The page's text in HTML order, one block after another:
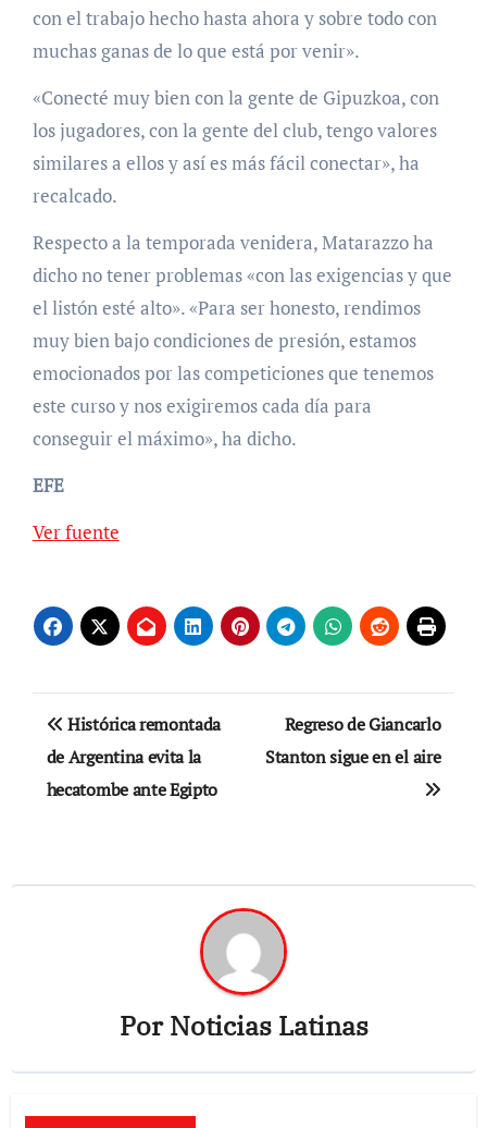
con el trabajo hecho hasta ahora y sobre todo con
muchas ganas de lo que está por venir».
«Conecté muy bien con la gente de Gipuzkoa, con
los jugadores, con la gente del club, tengo valores
similares a ellos y así es más fácil conectar», ha
recalcado.
Respecto a la temporada venidera, Matarazzo ha
dicho no tener problemas «con las exigencias y que
el listón esté alto». «Para ser honesto, rendimos
muy bien bajo condiciones de presión, estamos
emocionados por las competiciones que tenemos
este curso y nos exigiremos cada día para
conseguir el máximo», ha dicho.
EFE
Ver fuente
Navegación
de
entradas
Histórica remontada
de Argentina evita la
hecatombe ante Egipto
Regreso de Giancarlo
Stanton sigue en el aire
PorNoticias Latinas